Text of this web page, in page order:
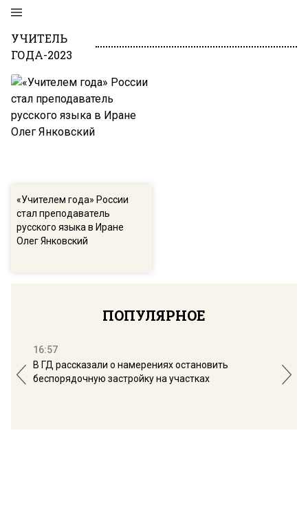
УЧИТЕЛЬ
ГОДА-2023
«Учителем года» России
стал преподаватель
русского языка в Иране
Олег Янковский
ПОПУЛЯРНОЕ
16:57
В ГД рассказали о намерениях остановить
беспорядочную застройку на участках